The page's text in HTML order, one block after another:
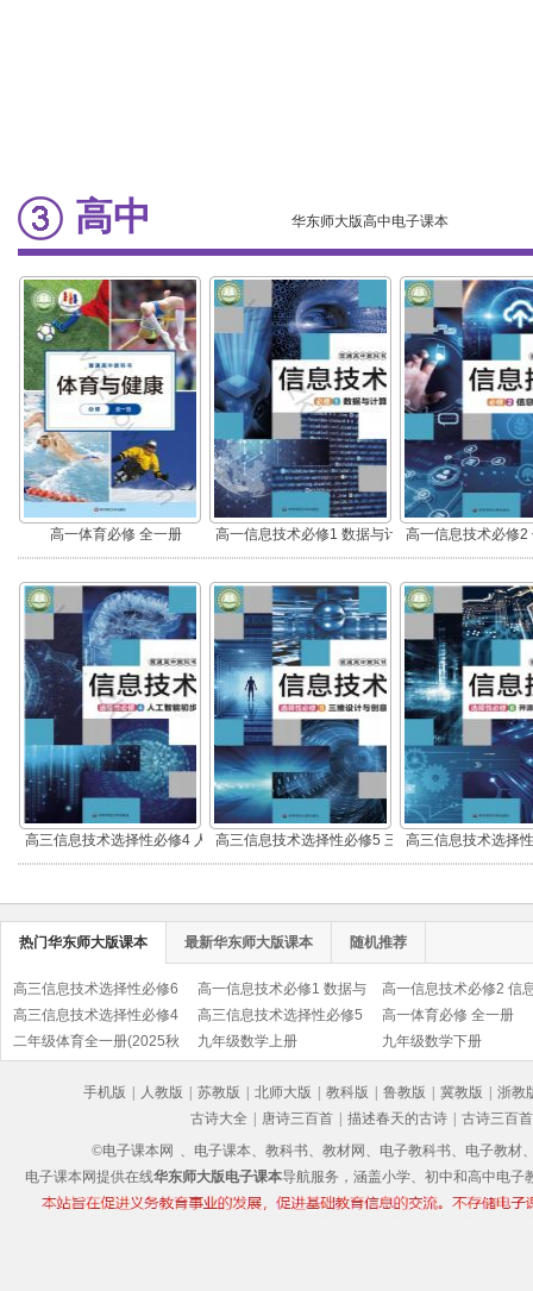
高中 华东师大版高中电子课本
高一体育必修 全一册
高一信息技术必修1 数据与计
算
高一信息技术必修2
与社会
高三信息技术选择性必修4 人
工智能初步
高三信息技术选择性必修5 三
维设计与创意
高三信息技术选择
源硬件项目
热门华东师大版课本 最新华东师大版课本 随机推荐
高三信息技术选择性必修6
开源硬件项目设计
高一信息技术必修1 数据与
计算
高一信息技术必修2 信
统与社会
高三信息技术选择性必修4
人工智能初步
高三信息技术选择性必修5
三维设计与创意
高一体育必修 全一册
二年级体育全一册(2025秋
九年级数学上册 九年级数学下册
手机版 人教版 苏教版 北师大版 教科版 鲁教版 冀教版
浙教
古诗大全
唐诗三百首 描述春天的古诗
古诗三百首
©电子课本网 、电子课本、教科书、教材网、电子教科书、电子教材
电子课本网提供在线华东师大版电子课本导航服务，涵盖小学、初中和高中电